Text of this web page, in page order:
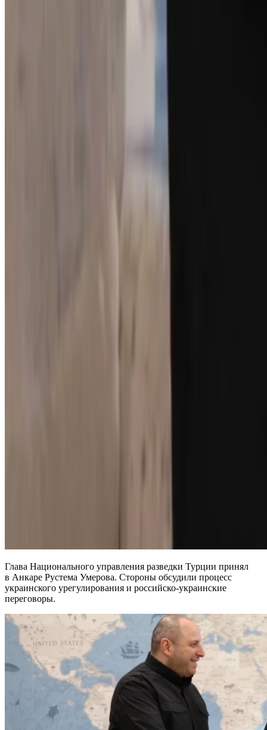
Глава Национального управления разведки Турции принял
в Анкаре Рустема Умерова. Стороны обсудили процесс
украинского урегулирования и российско-украинские
переговоры.